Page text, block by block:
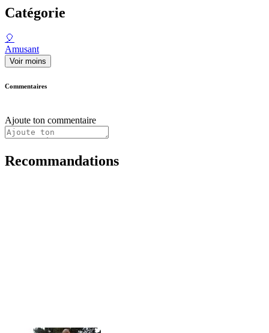
Catégorie
🎈
Amusant
Voir moins
Commentaires
Ajoute ton commentaire
Recommandations